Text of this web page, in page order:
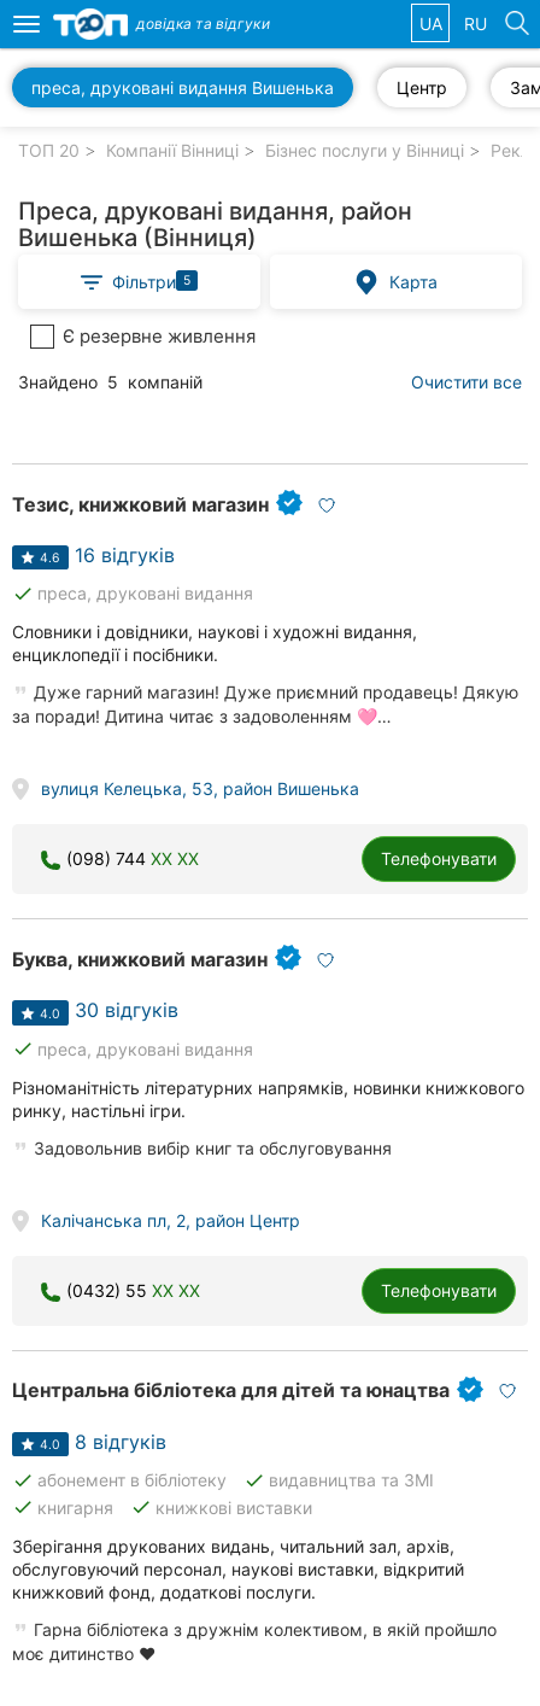
компанії
Популярні
рубрики:
Стоматології
Ветеринарні
Приватні
Автошколи
Ресторани
Всі
міста:
Тернопіль
Хмельницький
Рівне
Одеса
Кропивницький
Львів
Кривий
Ріг
Миколаїв
Херсон
Toggle
navigation
довідка та відгуки UA RU
преса, друковані видання Вишенька Центр
ТОП 20 Компанії Вінниці Бізнес послуги у Вінниці
Преса, друковані видання, район
Вишенька (Вінниця)
Фільтри 5 Карта
Є резервне живлення
Знайдено 5 компаній Очистити все
Тезис, книжковий магазин
4.6 16 відгуків
done преса, друковані видання
Словники і довідники, наукові і художні видання,
енциклопедії і посібники.
Дуже гарний магазин! Дуже приємний продавець! Дякую
за поради! Дитина читає з задоволенням 🩷…
вулиця Келецька, 53, район Вишенька
(098) 744 XX XX Телефонувати
Буква, книжковий магазин
4.0 30 відгуків
done преса, друковані видання
Різноманітність літературних напрямків, новинки книжкового
ринку, настільні ігри.
Задовольнив вибір книг та обслуговування
Калічанська пл, 2, район Центр
(0432) 55 XX XX Телефонувати
Центральна бібліотека для дітей та юнацтва
4.0 8 відгуків
done абонемент в бібліотеку done видавництва та ЗМІ
done книгарня done книжкові виставки
Зберігання друкованих видань, читальний зал, архів,
обслуговуючий персонал, наукові виставки, відкритий
книжковий фонд, додаткові послуги.
Гарна бібліотека з дружнім колективом, в якій пройшло
моє дитинство ❤️